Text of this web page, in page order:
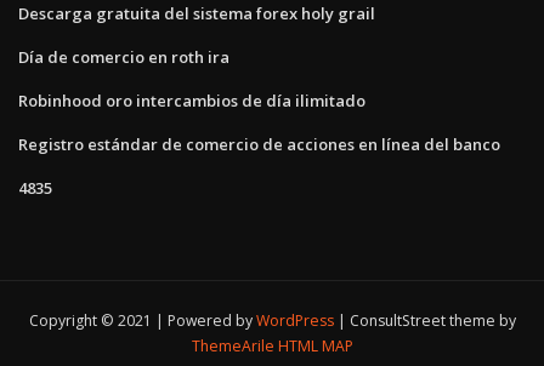
Descarga gratuita del sistema forex holy grail
Día de comercio en roth ira
Robinhood oro intercambios de día ilimitado
Registro estándar de comercio de acciones en línea del banco
4835
Copyright © 2021 | Powered byWordPress
ConsultStreet theme by
ThemeArile HTML MAP